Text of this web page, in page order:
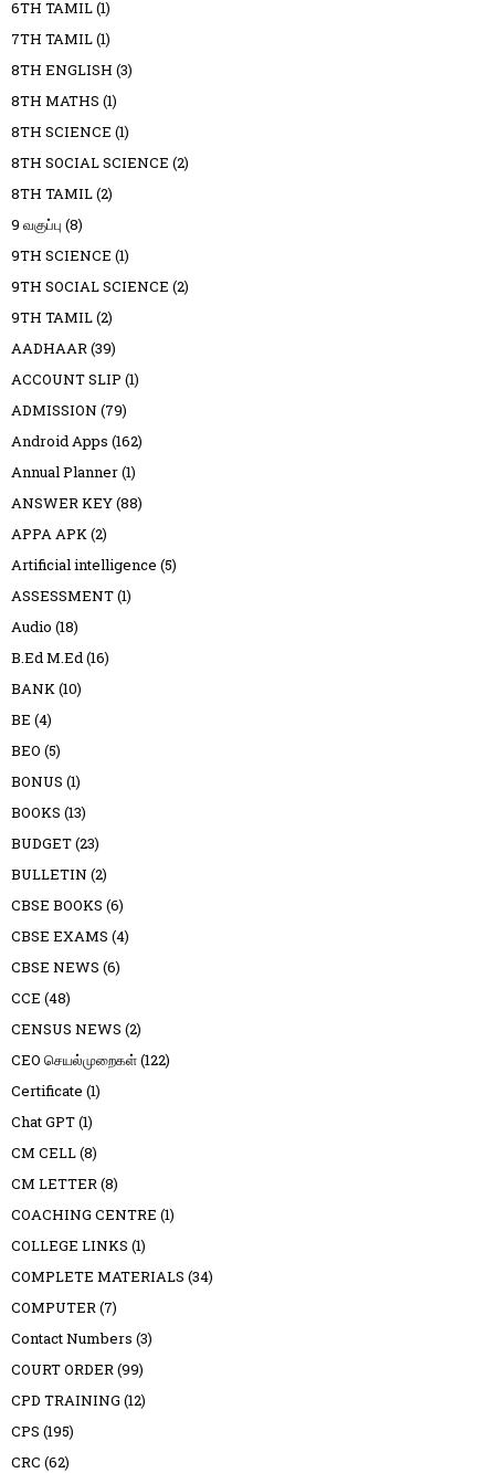
6TH TAMIL(1)
7TH TAMIL(1)
8TH ENGLISH (3)
8TH MATHS (1)
8TH SCIENCE (1)
8TH SOCIAL SCIENCE (2)
8TH TAMIL(2)
9 வகுப்பு (8)
9TH SCIENCE (1)
9TH SOCIAL SCIENCE (2)
9TH TAMIL(2)
AADHAAR(39)
ACCOUNT SLIP (1)
ADMISSION (79)
Android Apps (162)
Annual Planner(1)
ANSWER KEY(88)
APPA APK(2)
Artificial intelligence (5)
ASSESSMENT(1)
Audio (18)
B.Ed M.Ed(16)
BANK(10)
BE (4)
BEO (5)
BONUS (1)
BOOKS (13)
BUDGET(23)
BULLETIN (2)
CBSE BOOKS (6)
CBSE EXAMS (4)
CBSE NEWS (6)
CCE (48)
CENSUS NEWS (2)
CEO செயல்முறைகள்(122)
Certificate (1)
Chat GPT(1)
CM CELL(8)
CM LETTER(8)
COACHING CENTRE (1)
COLLEGE LINKS (1)
COMPLETE MATERIALS (34)
COMPUTER(7)
Contact Numbers (3)
COURT ORDER(99)
CPD TRAINING (12)
CPS (195)
CRC (62)